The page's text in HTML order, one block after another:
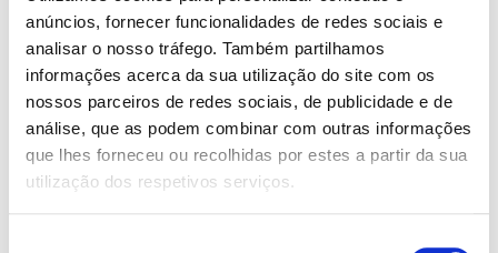
anúncios, fornecer funcionalidades de redes sociais e
analisar o nosso tráfego. Também partilhamos
informações acerca da sua utilização do site com os
nossos parceiros de redes sociais, de publicidade e de
análise, que as podem combinar com outras informações
que lhes forneceu ou recolhidas por estes a partir da sua
utilização dos respetivos serviços.
430